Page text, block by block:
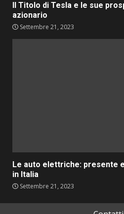
Il Titolo di Tesla e le sue
azionario
Settembre 21, 2023
Le auto elettriche: presente
in Italia
Settembre 21, 2023